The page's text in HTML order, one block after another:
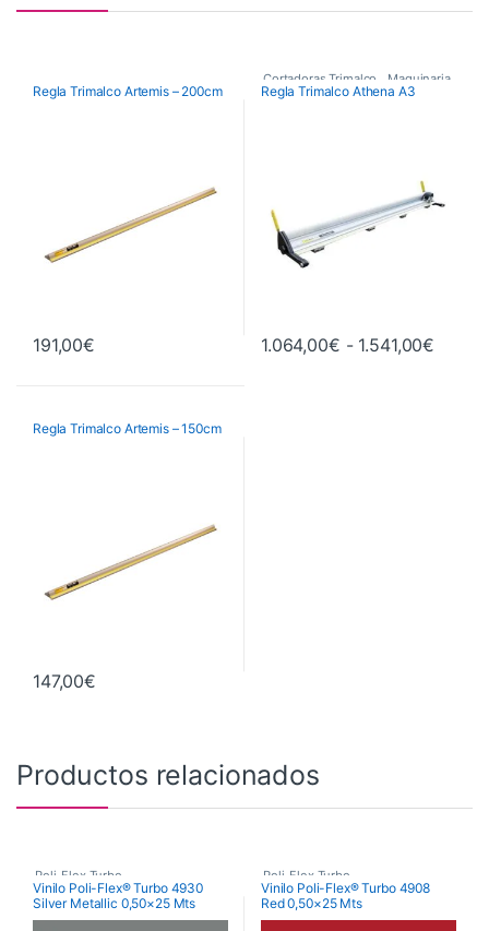
Regla Trimalco Artemis – 200cm
191,00€
Cortadoras Trimalco Maquinaria
Regla Trimalco Athena A3
1.064,00€ - 1.541,00€
Este producto tiene múltiples
Regla Trimalco Artemis – 150cm
147,00€
Productos relacionados
Poli-Flex Turbo
Vinilo Transfer Textil
Vinilo Poli-Flex® Turbo 4930
Silver Metallic 0,50×25 Mts
Poli-Flex Turbo
Vinilo Transfer Textil
Vinilo Poli-Flex® Turbo 4908
Red 0,50×25 Mts